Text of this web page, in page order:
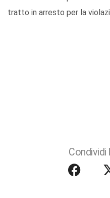
tratto in arresto per la
Condividi